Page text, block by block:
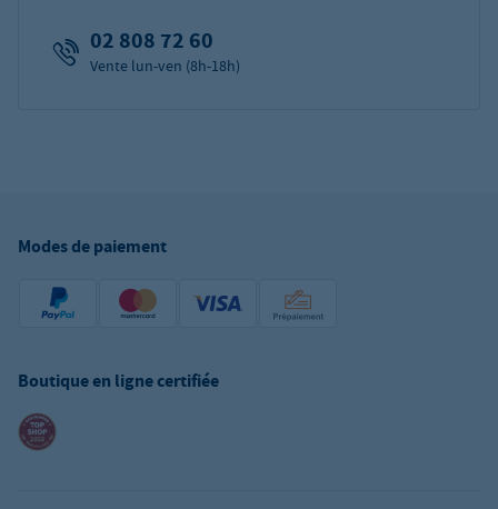
02 808 72 60
Vente lun-ven (8h-18h)
Modes de paiement
Boutique en ligne certifiée